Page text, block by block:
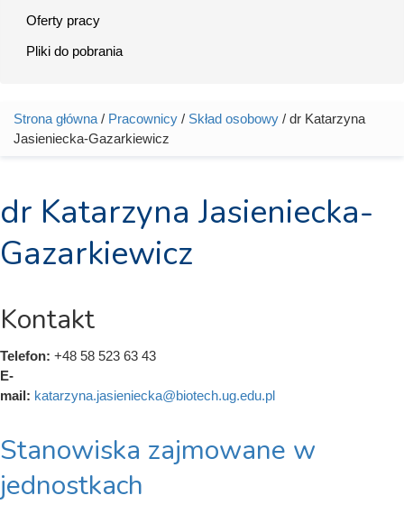
Oferty pracy
Pliki do pobrania
Jesteś tutaj
Strona główna / Pracownicy / Skład osobowy / dr Katarzyna
Jasieniecka-Gazarkiewicz
dr Katarzyna Jasieniecka-
Gazarkiewicz
Kontakt
Telefon: +48 58 523 63 43
E-
mail: katarzyna.jasieniecka@biotech.ug.edu.pl
Stanowiska zajmowane w
jednostkach